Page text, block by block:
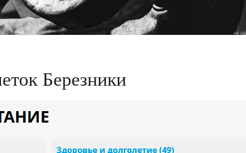
Березники